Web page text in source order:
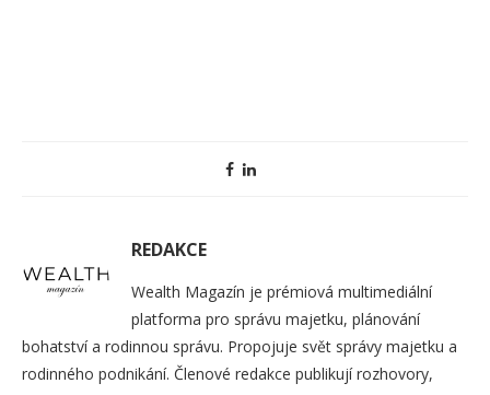
REDAKCE
Wealth Magazín je prémiová multimediální
platforma pro správu majetku, plánování
bohatství a rodinnou správu. Propojuje svět správy majetku a
rodinného podnikání. Členové redakce publikují rozhovory,